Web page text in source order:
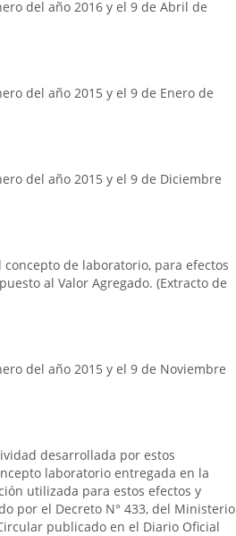
del año 2016 y el 9 de Abril de
del año 2015 y el 9 de Enero de
del año 2015 y el 9 de Diciembre
de laboratorio, para efectos
al Valor Agregado. (Extracto de
del año 2015 y el 9 de Noviembre
desarrollada por estos
laboratorio entregada en la
utilizada para estos efectos y
por el Decreto N° 433, del Ministerio
publicado en el Diario Oficial